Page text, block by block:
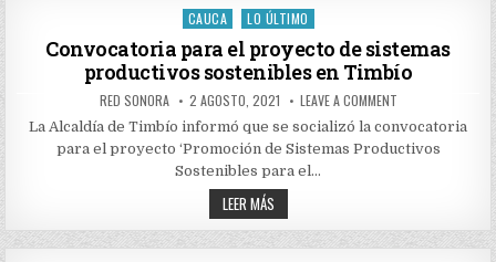
RECLUTAMIENTO
ARMADO
Posted
CAUCA LO ÚLTIMO
Convocatoria para el proyecto de sistemas
productivos sostenibles en Timbío
AUTHOR:
RED SONORA PUBLISHED
DATE:
2 AGOSTO, 2021 LEAVE A COMMENTON
PARA
PROYECTO
TIMBÍO
La Alcaldía de Timbío informó que se socializó la convocatoria
para el proyecto ‘Promoción de Sistemas Productivos
Sostenibles para el…
LEER MÁSCONVOCATORIA
PARA
EL
PROYECTO